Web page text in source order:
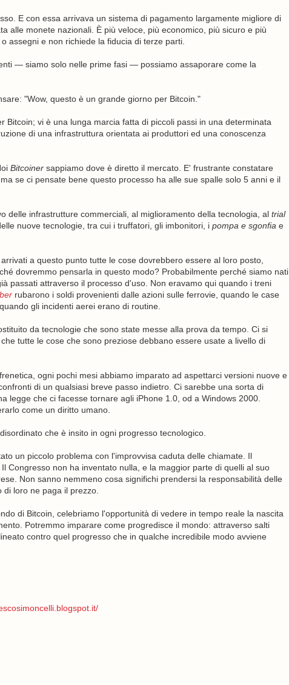
E con essa arrivava un sistema di pagamento largamente migliore di
alle monete nazionali. È più veloce, più economico, più sicuro e più
assegni e non richiede la fiducia di terze parti.
— siamo solo nelle prime fasi — possiamo assaporare come la
"Wow, questo è un grande giorno per Bitcoin."
vi è una lunga marcia fatta di piccoli passi in una determinata
di una infrastruttura orientata ai produttori ed una conoscenza
Bitcoinersappiamo dove è diretto il mercato. E' frustrante constatare
se ci pensate bene questo processo ha alle sue spalle solo 5 anni e il
delle infrastrutture commerciali, al miglioramento della tecnologia, al trial
nuove tecnologie, tra cui i truffatori, gli imbonitori, i pompa e sgonfia e
a questo punto tutte le cose dovrebbero essere al loro posto,
dovremmo pensarla in questo modo? Probabilmente perché siamo nati
passati attraverso il processo d'uso. Non eravamo qui quando i treni
rubarono i soldi provenienti dalle azioni sulle ferrovie, quando le case
gli incidenti aerei erano di routine.
da tecnologie che sono state messe alla prova da tempo. Ci si
tutte le cose che sono preziose debbano essere usate a livello di
ogni pochi mesi abbiamo imparato ad aspettarci versioni nuove e
di un qualsiasi breve passo indietro. Ci sarebbe una sorta di
legge che ci facesse tornare agli iPhone 1.0, od a Windows 2000.
come un diritto umano.
che è insito in ogni progresso tecnologico.
un piccolo problema con l'improvvisa caduta delle chiamate. Il
Congresso non ha inventato nulla, e la maggior parte di quelli al suo
Non sanno nemmeno cosa significhi prendersi la responsabilità delle
loro ne paga il prezzo.
di Bitcoin, celebriamo l'opportunità di vedere in tempo reale la nascita
Potremmo imparare come progredisce il mondo: attraverso salti
contro quel progresso che in qualche incredibile modo avviene